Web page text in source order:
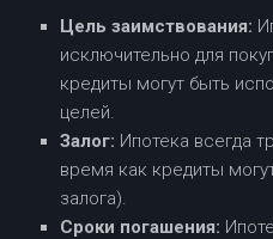
Цель заимствования:
исключительно для
кредиты могут быть
целей.
Залог: Ипотека всегда
время как кредиты
залога).
Сроки погашения: